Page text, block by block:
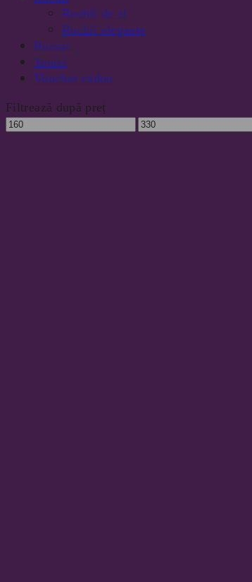
Rochii de zi
Rochii elegante
Rucsac
Tenisi
Voucher cadou
Filtrează după preț
Preț
Preț